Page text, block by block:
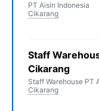
PT Aisin Indonesia
Cikarang
Staff
Cikarang
Staff Warehouse PT
Cikarang